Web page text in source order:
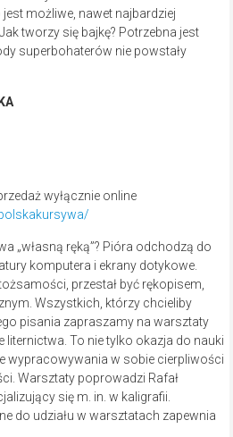
możliwe, nawet najbardziej
tworzy się bajkę? Potrzebna jest
superbohaterów nie powstały
wyłącznie online
„własną ręką”? Pióra odchodzą do
komputera i ekrany dotykowe.
przestał być rękopisem,
Wszystkich, którzy chcieliby
pisania zapraszamy na warsztaty
liternictwa. To nie tylko okazja do nauki
wypracowywania w sobie cierpliwości
Warsztaty poprowadzi Rafał
się m. in. w kaligrafii.
do udziału w warsztatach zapewnia